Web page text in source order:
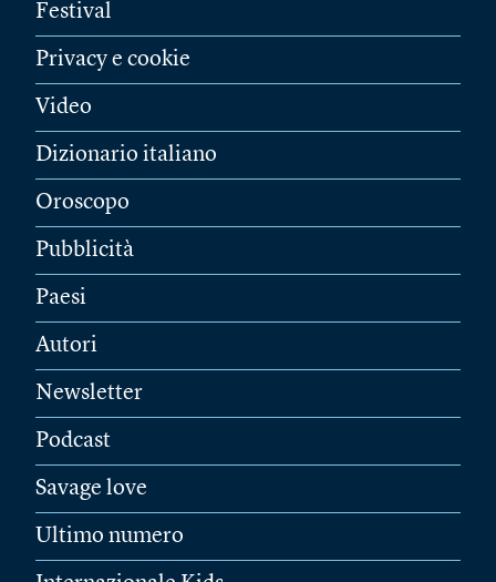
Festival
Privacy e cookie
Video
Dizionario italiano
Oroscopo
Pubblicità
Paesi
Autori
Newsletter
Podcast
Savage love
Ultimo numero